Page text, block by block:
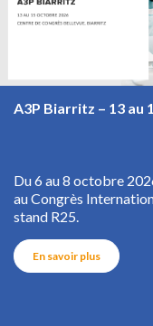
A3P Biarritz – 13 au
Du 6 au 8 octobre
au Congrès
stand R25.
En savoir plus